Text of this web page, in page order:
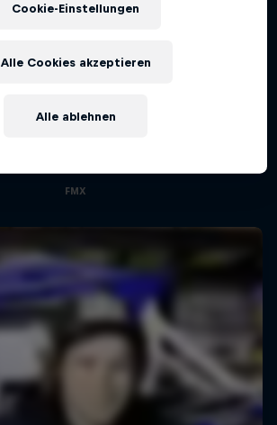
FMX
Cookie-Einstellungen
Alle ablehnen
Alle Cookies akzeptieren